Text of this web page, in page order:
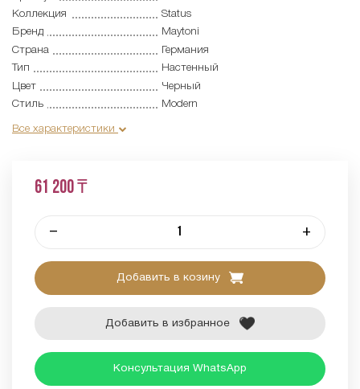
Коллекция
Status
Бренд
Maytoni
Страна
Германия
Тип
Настенный
Цвет
Черный
Стиль
Modern
Все характеристики
61 200 ₸
– +
Добавить в козину
Добавить в избранное
Консультация WhatsApp